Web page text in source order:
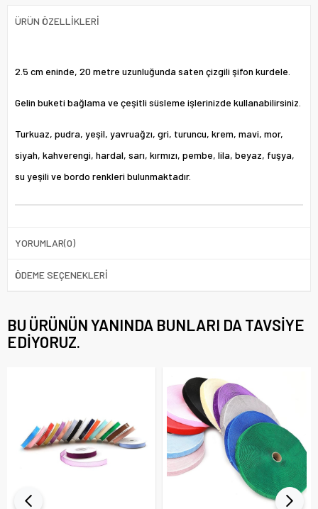
ÜRÜN ÖZELLIKLERI
2.5 cm eninde, 20 metre uzunluğunda saten çizgili şifon kurdele.
Gelin buketi bağlama ve çeşitli süsleme işlerinizde kullanabilirsiniz.
Turkuaz, pudra, yeşil, yavruağzı, gri, turuncu, krem, mavi, mor,
siyah, kahverengi, hardal, sarı, kırmızı, pembe, lila, beyaz, fuşya,
su yeşili ve bordo renkleri bulunmaktadır.
YORUMLAR(0)
ÖDEME SEÇENEKLERI
BU ÜRÜNÜN YANINDA BUNLARI DA TAVSIYE
EDIYORUZ.